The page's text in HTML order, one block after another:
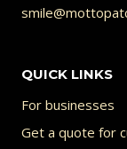
QUICK LINKS
For businesses
Get a quote for